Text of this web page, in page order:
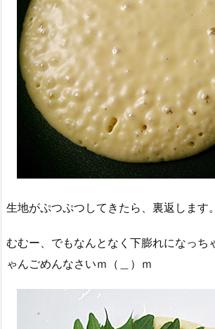
生地がぷつぷつしてきたら、裏返します。
むむー、でもなんとなく下膨れになっち
ゃんごめんなさいｍ（＿）ｍ